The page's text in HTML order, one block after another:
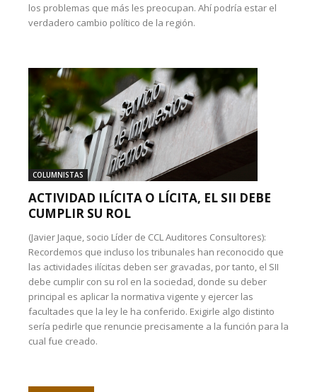
los problemas que más les preocupan. Ahí podría estar el
verdadero cambio político de la región.
COLUMNISTAS
ACTIVIDAD ILÍCITA O LÍCITA, EL SII DEBE
CUMPLIR SU ROL
(Javier Jaque, socio Líder de CCL Auditores Consultores):
Recordemos que incluso los tribunales han reconocido que
las actividades ilícitas deben ser gravadas, por tanto, el SII
debe cumplir con su rol en la sociedad, donde su deber
principal es aplicar la normativa vigente y ejercer las
facultades que la ley le ha conferido. Exigirle algo distinto
sería pedirle que renuncie precisamente a la función para la
cual fue creado.